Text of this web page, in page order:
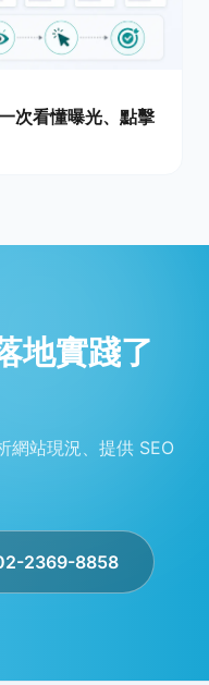
次看懂曝光、點擊
地實踐了
網站現況、提供 SEO
2369-8858